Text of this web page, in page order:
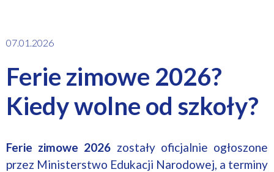
07.01.2026
Ferie zimowe 2026?
Kiedy wolne od szkoły?
Ferie zimowe 2026 zostały oficjalnie ogłoszone
przez Ministerstwo Edukacji Narodowej, a terminy